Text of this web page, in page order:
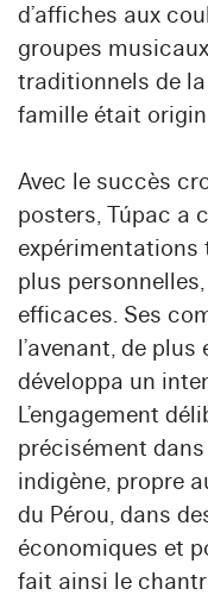
d’affiches aux
groupes
traditionnels de
famille était
Avec le succès
posters, Túpac a
expérimentations
plus
efficaces. Ses
l’avenant, de
développa un
L’engagement
précisément
indigène, propre
du Pérou, dans
économiques et
fait ainsi le